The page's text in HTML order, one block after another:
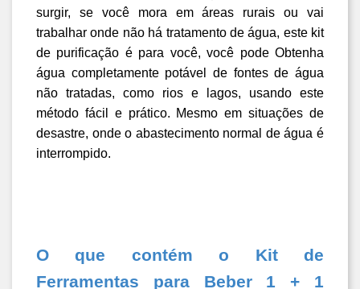
surgir, se você mora em áreas rurais ou vai
trabalhar onde não há tratamento de água, este kit
de purificação é para você, você pode Obtenha
água completamente potável de fontes de água
não tratadas, como rios e lagos, usando este
método fácil e prático. Mesmo em situações de
desastre, onde o abastecimento normal de água é
interrompido.
O que contém o Kit de
Ferramentas para Beber 1 + 1